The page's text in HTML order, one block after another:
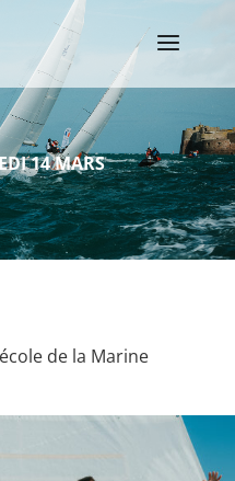
14 MARS
de la Marine